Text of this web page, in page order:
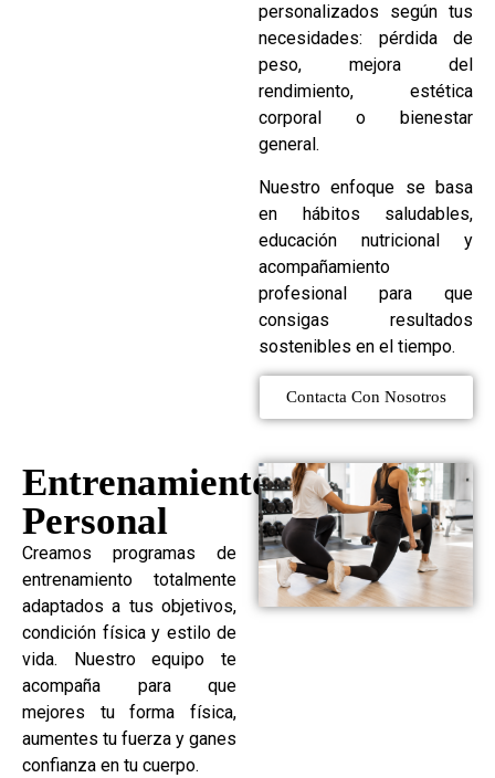
personalizados según tus
necesidades: pérdida de
peso, mejora del
rendimiento, estética
corporal o bienestar
general.
Nuestro enfoque se basa
en hábitos saludables,
educación nutricional y
acompañamiento
profesional para que
consigas resultados
sostenibles en el tiempo.
Contacta Con Nosotros
Entrenamiento
Personal
Creamos programas de
entrenamiento totalmente
adaptados a tus objetivos,
condición física y estilo de
vida. Nuestro equipo te
acompaña para que
mejores tu forma física,
aumentes tu fuerza y ganes
confianza en tu cuerpo.